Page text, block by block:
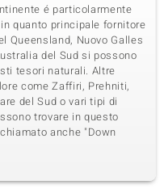
é particolarmente
quanto principale fornitore
Queensland, Nuovo Galles
del Sud si possono
tesori naturali. Altre
come Zaffiri, Prehniti,
del Sud o vari tipi di
trovare in questo
anche "Down